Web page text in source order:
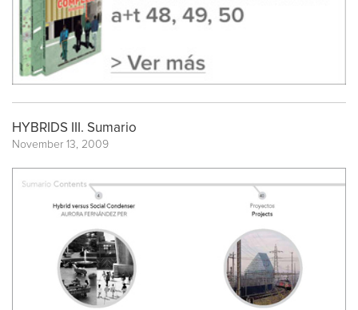
HYBRIDS III. Sumario
November 13, 2009